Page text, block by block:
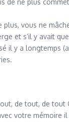
de ne plus
vous ne
et s’il y avait
il y a
de tout, de tout
votre